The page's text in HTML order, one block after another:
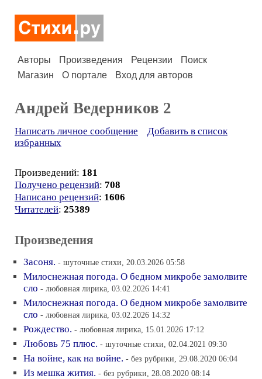
Авторы Произведения Рецензии
Поиск
Магазин
О портале Вход для авторов
Андрей Ведерников 2
Написать личное сообщение
Добавить в список
избранных
Произведений: 181
Получено рецензий: 708
Написано рецензий: 1606
Читателей: 25389
Произведения
Засоня. - шуточные стихи, 20.03.2026 05:58
Милоснежная погода. О бедном микробе замолвите
сло - любовная лирика, 03.02.2026 14:41
Милоснежная погода. О бедном микробе замолвите
сло - любовная лирика, 03.02.2026 14:32
Рождество. - любовная лирика, 15.01.2026 17:12
Любовь 75 плюс. - шуточные стихи, 02.04.2021 09:30
На войне, как на войне. - без рубрики, 29.08.2020 06:04
Из мешка жития. - без рубрики, 28.08.2020 08:14